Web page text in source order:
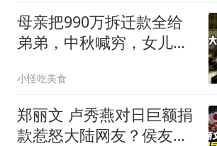
母亲把990万拆迁款全给
弟弟，中秋喊穷，女儿笑
小怪吃美食
郑丽文 卢秀燕对日巨额捐
款惹怒大陆网友？侯友宜